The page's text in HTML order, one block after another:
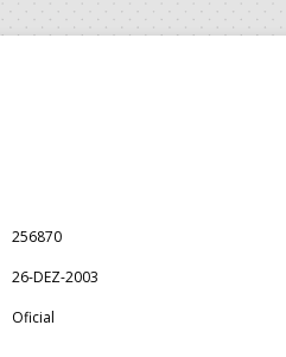
256870
26-DEZ-2003
Oficial